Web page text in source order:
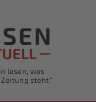
lesen, was
steht“